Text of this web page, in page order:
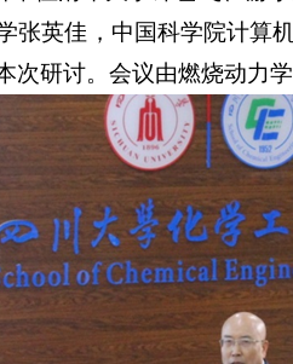
张英佳，中国科学院计算
次研讨。会议由燃烧动力